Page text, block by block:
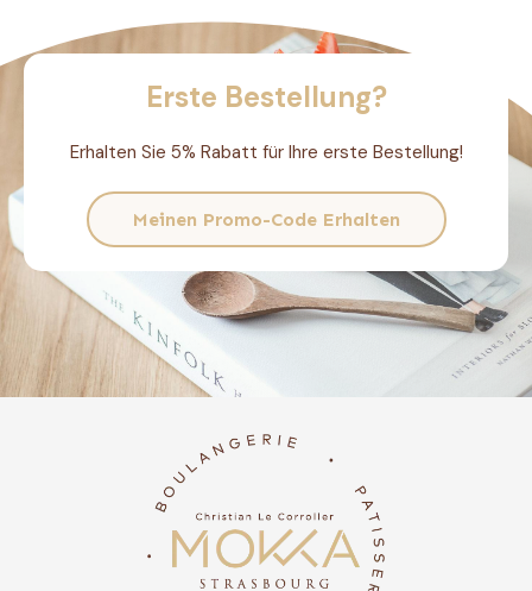
Erste Bestellung?
Erhalten Sie 5% Rabatt für Ihre erste Bestellung!
Meinen Promo-Code Erhalten